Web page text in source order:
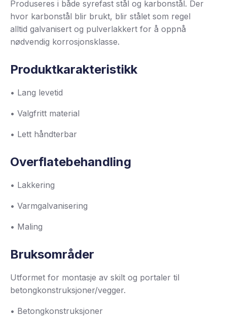
Produseres i både syrefast stål og karbonstål. Der
hvor karbonstål blir brukt, blir stålet som regel
alltid galvanisert og pulverlakkert for å oppnå
nødvendig korrosjonsklasse.
Produktkarakteristikk
• Lang levetid
• Valgfritt material
• Lett håndterbar
Overflatebehandling
• Lakkering
• Varmgalvanisering
• Maling
Bruksområder
Utformet for montasje av skilt og portaler til
betongkonstruksjoner/vegger.
• Betongkonstruksjoner